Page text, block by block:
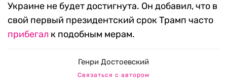
Украине не будет достигнута. Он добавил, что в
свой первый президентский срок Трамп часто
прибегал к подобным мерам.
Генри Достоевский
Связаться с автором